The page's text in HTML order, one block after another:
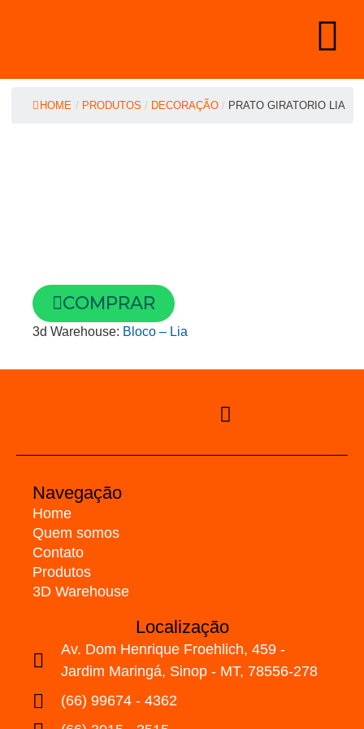
HOME / PRODUTOS / DECORAÇÃO / PRATO GIRATORIO LIA
COMPRAR
3d Warehouse: Bloco – Lia
Navegação
Home
Quem somos
Contato
Produtos
3D Warehouse
Localização
Av. Dom Henrique Froehlich, 459 -
Jardim Maringá, Sinop - MT, 78556-278
(66) 99674 - 4362